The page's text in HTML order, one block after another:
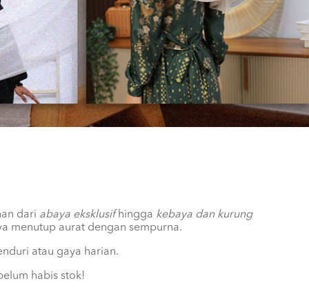
dari abaya eksklusifhingga kebaya dan kurung
menutup aurat dengan sempurna.
atau gaya harian.
habis stok!